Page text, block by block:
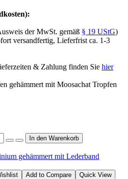
der MwSt. gemäß § 19 UStG)
versandfertig, Lieferfrist ca. 1-3
& Zahlung finden Sie hier
gehämmert mit Moosachat Tropfen
Add to Compare Quick View